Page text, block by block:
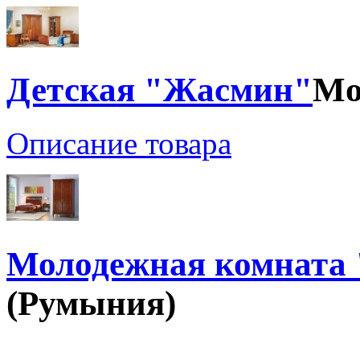
Детская "Жасмин"
Описание товара
Молодежная
(Румыния)